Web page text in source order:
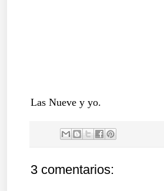
Las Nueve y yo.
3 comentarios: